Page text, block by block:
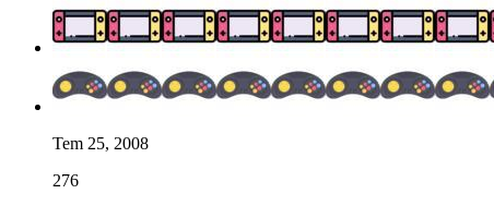
Tem 25, 2008
276